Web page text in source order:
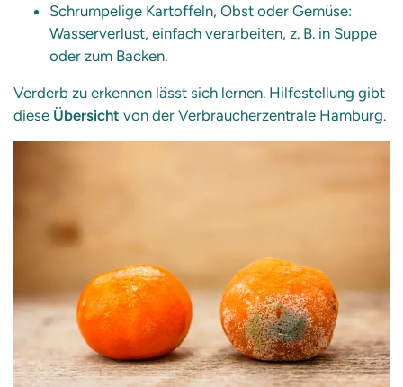
Schrumpelige Kartoffeln, Obst oder Gemüse:
Wasserverlust, einfach verarbeiten, z. B. in Suppe
oder zum Backen.
Verderb zu erkennen lässt sich lernen. Hilfestellung gibt
diese Übersicht von der Verbraucherzentrale Hamburg.